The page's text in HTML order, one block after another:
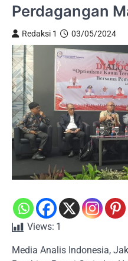
Perdagangan
Redaksi 1 03/05/2024
Views: 1
Media Analis Indonesia,